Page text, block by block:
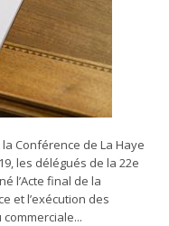
Conférence de La Haye
les délégués de la 22e
l’Acte final de la
et l’exécution des